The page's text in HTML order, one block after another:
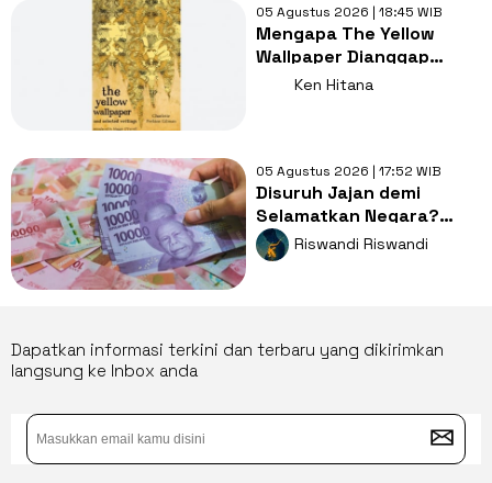
05 Agustus 2026 | 18:45 WIB
Mengapa The Yellow
Wallpaper Dianggap
Karya Sastra dengan
Ken Hitana
05 Agustus 2026 | 17:52 WIB
Disuruh Jajan demi
Selamatkan Negara?
Dompet Kita: Giliran Gue
Lagi?
Riswandi Riswandi
Dapatkan informasi terkini dan terbaru yang dikirimkan
langsung ke Inbox anda